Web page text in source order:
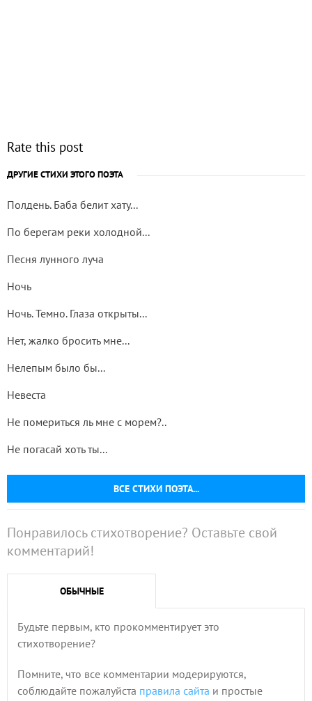
Rate this post
ДРУГИЕ СТИХИ ЭТОГО ПОЭТА
ВСЕ СТИХИ ПОЭТА...
Полдень. Баба белит хату...
По берегам реки холодной...
Песня лунного луча
Ночь
Ночь. Темно. Глаза открыты...
Нет, жалко бросить мне...
Нелепым было бы...
Невеста
Не помериться ль мне с морем?..
Не погасай хоть ты...
Понравилось стихотворение? Оставьте свой
комментарий!
ОБЫЧНЫЕ
Будьте первым, кто прокомментирует это
стихотворение?
Помните, что все комментарии модерируются,
соблюдайте пожалуйста правила сайта и простые